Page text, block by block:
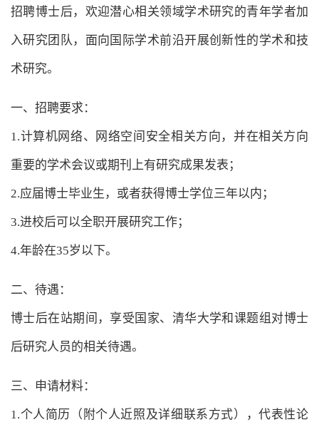
招聘博士后，欢迎潜心相关领域学术研究的青年学者加
入研究团队，面向国际学术前沿开展创新性的学术和技
术研究。
一、招聘要求：
1.计算机网络、网络空间安全相关方向，并在相关方向
重要的学术会议或期刊上有研究成果发表；
2.应届博士毕业生，或者获得博士学位三年以内；
3.进校后可以全职开展研究工作；
4.年龄在35岁以下。
二、待遇：
博士后在站期间，享受国家、清华大学和课题组对博士
后研究人员的相关待遇。
三、申请材料：
1.个人简历（附个人近照及详细联系方式），代表性论